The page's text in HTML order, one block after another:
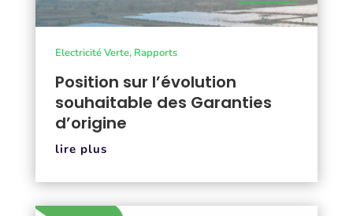
Position sur l’évolution
souhaitable des Garanties
d’origine
Electricité Verte, Rapports
lire plus